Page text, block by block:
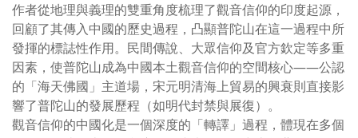
作者從地理與義理的雙重角度梳理了觀音信仰的印度起源，
回顧了其傳入中國的歷史過程，凸顯普陀山在這一過程中所
發揮的標誌性作用。民間傳說、大眾信仰及官方欽定等多重
因素，使普陀山成為中國本土觀音信仰的空間核心——公認
的「海天佛國」主道場，宋元明清海上貿易的興衰則直接影
響了普陀山的發展歷程（如明代封禁與展復）。
觀音信仰的中國化是一個深度的「轉譯」過程，體現在多個